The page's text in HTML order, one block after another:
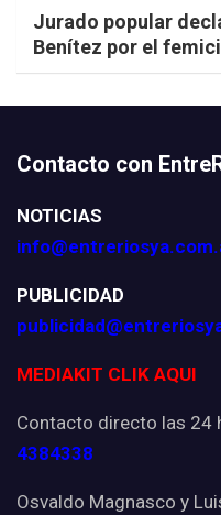
Jurado popular
Benítez por el
Contacto con
NOTICIAS
PUBLICIDAD
MEDIAKIT CLIK AQUI
Contacto directo las 24
4384338
Osvaldo Magnasco y